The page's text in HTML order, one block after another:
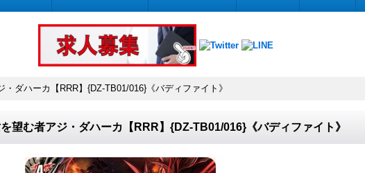
・ダハーカ【RRR】{DZ-TB01/016}《バディファイト》
望む者アジ・ダハーカ【RRR】{DZ-TB01/016}《バディファイト》